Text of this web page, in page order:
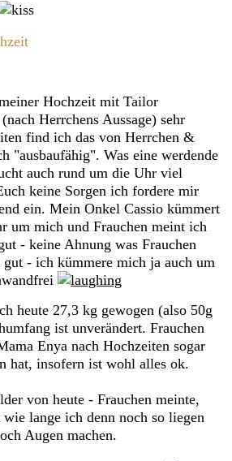
Hochzeit mit Tailor
Herrchens Aussage) sehr
find ich das von Herrchen &
"ausbaufähig". Was eine werdende
auch rund um die Uhr viel
keine Sorgen ich fordere mir
ein. Mein Onkel Cassio kümmert
um mich und Frauchen meint ich
- keine Ahnung was Frauchen
- ich kümmere mich ja auch um
heute 27,3 kg gewogen (also 50g
ist unverändert. Frauchen
Enya nach Hochzeiten sogar
hat, insofern ist wohl alles ok.
von heute - Frauchen meinte,
wie lange ich denn noch so liegen
Augen machen.